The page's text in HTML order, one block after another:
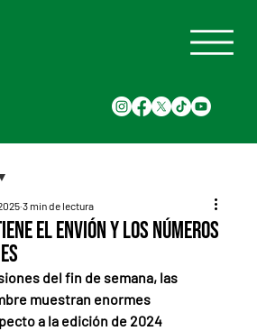
el envión y los números
3 min de lectura
del fin de semana, las
muestran enormes
a la edición de 2024